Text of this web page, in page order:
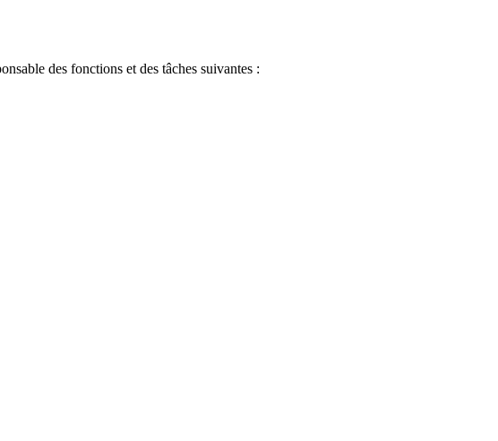
des fonctions et des tâches suivantes :